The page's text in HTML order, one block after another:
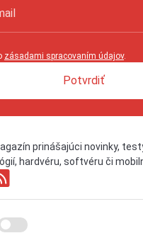
zásadami spracovaním údajov.
Potvrdiť
prinášajúci novinky,
hardvéru, softvéru či